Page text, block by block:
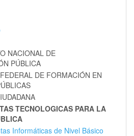
NACIONAL DE
PÚBLICA
DE FORMACIÓN EN
TECNOLOGICAS PARA LA
Informáticas de Nivel Básico